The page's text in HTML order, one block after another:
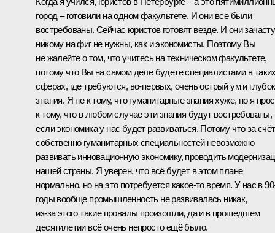
город – готовили на одном факультете. И они все были
востребованы. Сейчас юристов готовят везде. И они
никому на фиг не нужны, как и экономисты. Поэтому Вы
не жалейте о том, что учитесь на техническом факультете,
потому что Вы на самом деле будете специалистами в
сферах, где требуются, во‑первых, очень острый ум и
знания. Я не к тому, что гуманитарные знания хуже, но я
к тому, что в любом случае эти знания будут востребованы,
если экономика у нас будет развиваться. Потому что за счёт
собственно гуманитарных специальностей невозможно
развивать инновационную экономику, проводить
нашей страны. Я уверен, что всё будет в этом плане
нормально, но на это потребуется какое‑то время. У нас в
годы вообще промышленность не развивалась никак,
из‑за этого такие провалы произошли, да и в прошедшем
десятилетии всё очень непросто ещё было.